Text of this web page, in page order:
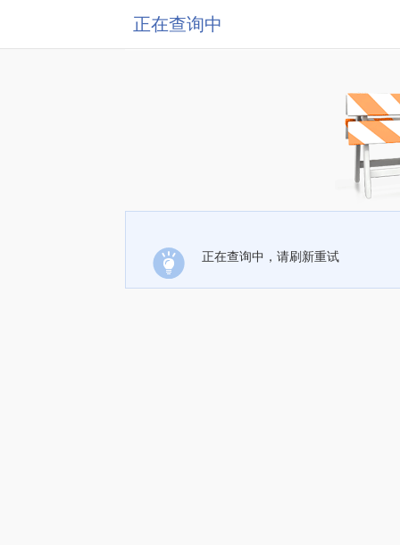
正在查询中
正在查询中，请刷新重试